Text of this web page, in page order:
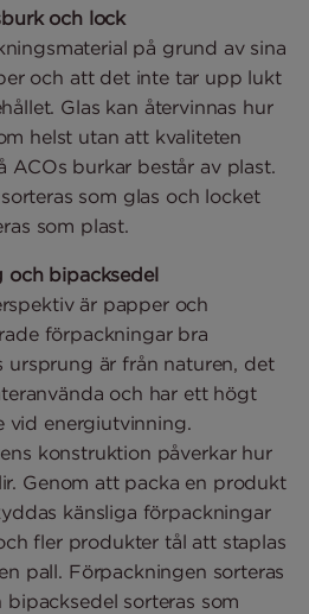
och lock
på grund av sina
och att det inte tar upp lukt
Glas kan återvinnas hur
helst utan att kvaliteten
ACOs burkar består av plast.
som glas och locket
som plast.
och bipacksedel
är papper och
förpackningar bra
ursprung är från naturen, det
och har ett högt
vid energiutvinning.
konstruktion påverkar hur
Genom att packa en produkt
känsliga förpackningar
fler produkter tål att staplas
pall. Förpackningen sorteras
sorteras som